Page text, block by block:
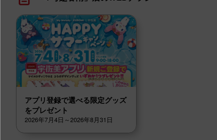
アプリ登録で選べる限定グッズ
をプレゼント
2026年7月4日～2026年8月31日